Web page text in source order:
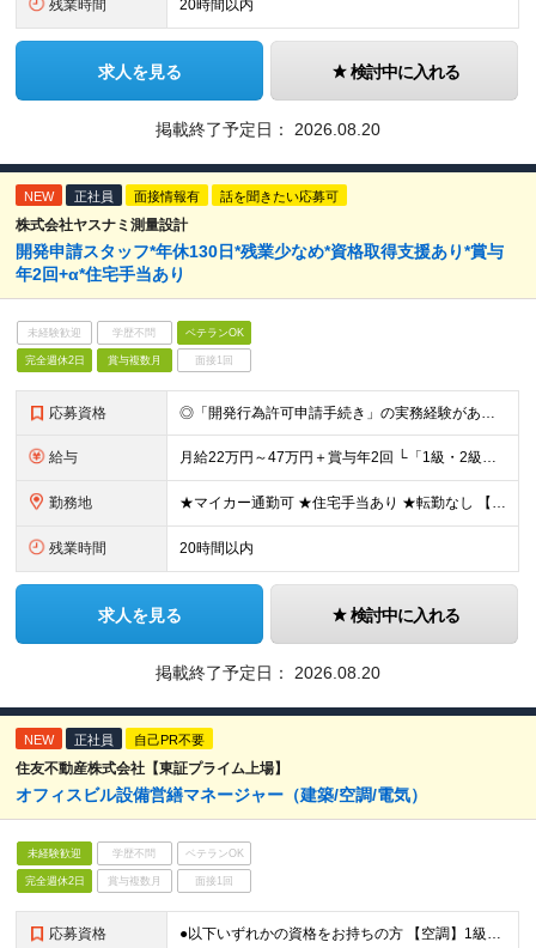
残業時間 20時間以内
求人を見る 検討中に入れる
掲載終了予定日： 2026.08.20
NEW 正社員 面接情報有 話を聞きたい応募可
株式会社ヤスナミ測量設計
開発申請スタッフ*年休130日*残業少なめ*資格取得支援あり*賞与
年2回+α*住宅手当あり
未経験歓迎 学歴不問 ベテランOK
完全週休2日 賞与複数月 面接1回
応募資格 ◎「開発行為許可申請手続き」の実務経験がある方 ◎建設業界での実務経験がある方 ◎普通自動車免許（AT限定可） ◎高卒以上 ＼有資格者は優遇します／ ■1級・2級建築士 ■測量士 ＼運転サポートあ
給与 月給22万円～47万円＋賞与年2回 └「1級・2級建築士」「測量士」などの資格をお持ちの場合は優遇します ※残業代は全額支給します ※諸手当（2万円～／月）を含む ※試用期間3か月（その間の給与・待
勤務地 ★マイカー通勤可 ★住宅手当あり ★転勤なし 【本社】 埼玉県越谷市千間台東二丁目7番地16 ※変更の範囲：上記を除く当社関連勤務地
残業時間 20時間以内
求人を見る 検討中に入れる
掲載終了予定日： 2026.08.20
NEW 正社員 自己PR不要
住友不動産株式会社【東証プライム上場】
オフィスビル設備営繕マネージャー（建築/空調/電気）
未経験歓迎 学歴不問 ベテランOK
完全週休2日 賞与複数月 面接1回
応募資格 ●以下いずれかの資格をお持ちの方 【空調】1級管工事施工管理技士 【電気】1級電気工事施工管理技士、第一種、第二種、第三種電気主任技術者 【建築】一級建築士、1級建築施工管理技士